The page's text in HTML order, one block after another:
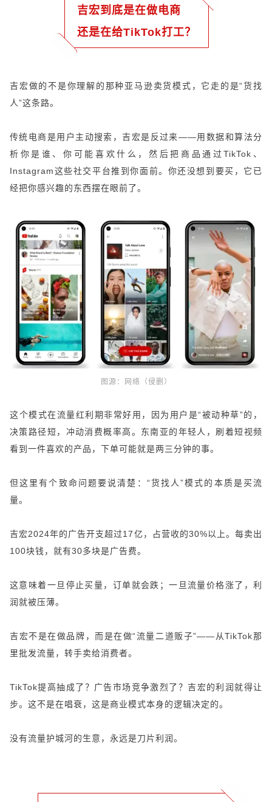
吉宏到底是在做电商
还是在给TikTok打工？
吉宏做的不是你理解的那种亚马逊卖货模式，它走的是“货找
人”这条路。
传统电商是用户主动搜索，吉宏是反过来——用数据和算法分
析你是谁、你可能喜欢什么，然后把商品通过TikTok、
Instagram这些社交平台推到你面前。你还没想到要买，它已
经把你感兴趣的东西摆在眼前了。
图源： 网络（侵删）
这个模式在流量红利期非常好用，因为用户是“被动种草”的，
决策路径短，冲动消费概率高。东南亚的年轻人，刷着短视频
看到一件喜欢的产品，下单可能就是两三分钟的事。
但这里有个致命问题要说清楚：“货找人”模式的本质是买流
量。
吉宏2024年的广告开支超过17亿，占营收的30%以上。每卖出
100块钱，就有30多块是广告费。
这意味着一旦停止买量，订单就会跌；一旦流量价格涨了，利
润就被压薄。
吉宏不是在做品牌，而是在做“流量二道贩子”——从TikTok那
里批发流量，转手卖给消费者。
TikTok提高抽成了？广告市场竞争激烈了？吉宏的利润就得让
步。这不是在唱衰，这是商业模式本身的逻辑决定的。
没有流量护城河的生意，永远是刀片利润。